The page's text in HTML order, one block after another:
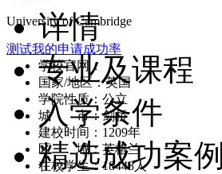
University of Cambridge
测试我的申请成功率
学校官网：
www.cam.ac.uk
国家/地区：英国
学院性质：公立
城 市：剑桥
建校时间：1209年
区 域：英格兰
在校学生：18448人
详情
专业及课程
入学条件
精选成功案例